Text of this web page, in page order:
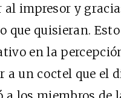
impresor y
que quisieran.
en la
a un coctel que el